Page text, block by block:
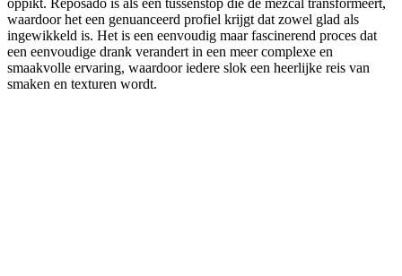
oppikt. Reposado is als een tussenstop die de mezcal transformeert,
waardoor het een genuanceerd profiel krijgt dat zowel glad als
ingewikkeld is. Het is een eenvoudig maar fascinerend proces dat
een eenvoudige drank verandert in een meer complexe en
smaakvolle ervaring, waardoor iedere slok een heerlijke reis van
smaken en texturen wordt.